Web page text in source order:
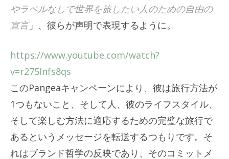
やラベルなしで世界を旅したい人のための自由の
宣言」、彼らが声明で表現するように。
https://www.youtube.com/watch?
v=r275Infs8qs
このPangeaキャンペーンにより、彼は旅行方法が
1つもないこと、そして人、彼のライフスタイル、
そして楽しむ方法に適応するための完璧な旅行で
あるというメッセージを転送するつもりです。そ
れはブランド哲学の反映であり、そのコミットメ